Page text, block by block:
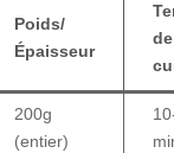
Poids/
Épaisseur
de
200g
(entier)